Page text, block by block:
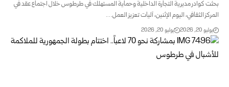
بحثت كوادر مديرية التجارة الداخلية وحماية المستهلك في طرطوس خلال اجتماع عقد في
المركز الثقافي، اليوم الإثنين، آليات تعزيز العمل…
يوليو 20, 2026 يوليو 20, 2026